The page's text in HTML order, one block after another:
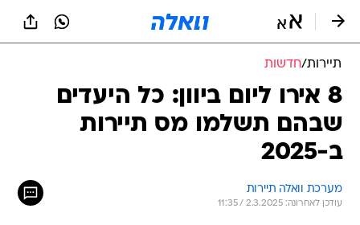
תיירות/חדשות
8 אירו ליום ביוון: כל היעדים
שבהם תשלמו מס תיירות
ב-2025
מערכת וואלה תיירות
עודכן לאחרונה: 2.3.2025 / 11:35